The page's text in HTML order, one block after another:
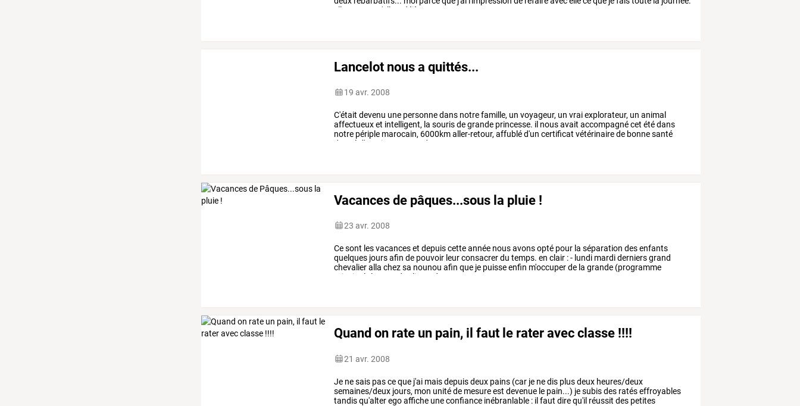
elle,
qu'elle déjà
Lancelot nous a quittés...
19 avr. 2008
C'était devenu une personnedans notrefamille, un voyageur, un vraiexplorateur, un animal
affectueuxet intelligent, la sourisdegrande princesse. il nousavait accompagnécet étédans
notre périple marocain, 6000kmaller-retour, affubléd'un certificat vétérinairede bonnesanté
donné d'un air goguenard
Vacances de pâques...sous la pluie !
23 avr. 2008
Cesont lesvacanceset depuiscetteannée nousavonsopté pour la séparation desenfants
quelques joursafin de pouvoir leurconsacrerdu temps. en clair :- lundi mardiderniersgrand
chevalieralla chezsa nounou afin que je puisseenfin m'occuperde la grande (programme
principal
lecture des livres du
Quand on rate un pain, il faut le rater avec classe !!!!
21 avr. 2008
Je nesais pasceque j'ai maisdepuisdeux pains (car je nedis plusdeux heures/deux
semaines/deux jours, mon unitéde mesureest devenue le pain...) jesubisdes ratéseffroyables
tandisqu'alteregoaffiche uneconfiance inébranlable : ilfaut direqu'il réussit des petites